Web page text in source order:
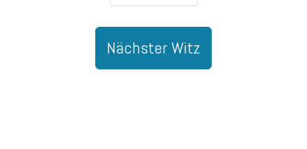
Nächster Witz